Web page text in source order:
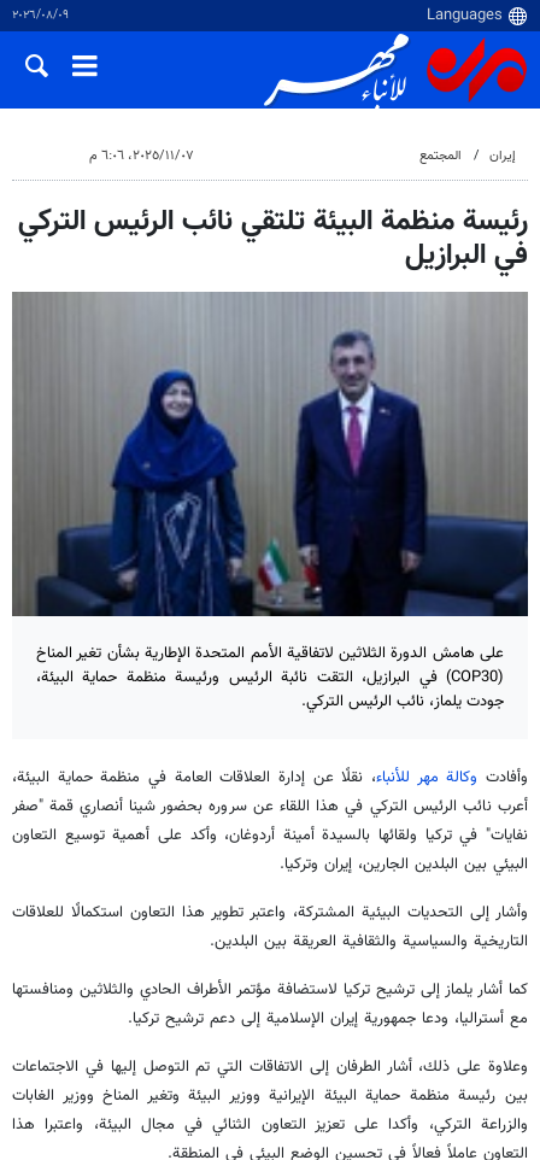
٠٩‏/٠٨‏/٢٠٢٦
إيران المجتمع ٠٧‏/١١‏/٢٠٢٥، ٦:٠٦ م
رئيسة منظمة البيئة تلتقي نائب الرئيس التركي
في البرازيل
على هامش الدورة الثلاثين لاتفاقية الأمم المتحدة الإطارية بشأن تغير المناخ
(COP30) في البرازيل، التقت نائبة الرئيس ورئيسة منظمة حماية البيئة،
جودت يلماز، نائب الرئيس التركي.
وأفادت وكالة مهر للأنباء، نقلًا عن إدارة العلاقات العامة في منظمة حماية البيئة،
أعرب نائب الرئيس التركي في هذا اللقاء عن سروره بحضور شينا أنصاري قمة "صفر
نفايات" في تركيا ولقائها بالسيدة أمينة أردوغان، وأكد على أهمية توسيع التعاون
البيئي بين البلدين الجارين، إيران وتركيا.
وأشار إلى التحديات البيئية المشتركة، واعتبر تطوير هذا التعاون استكمالًا للعلاقات
التاريخية والسياسية والثقافية العريقة بين البلدين.
كما أشار يلماز إلى ترشيح تركيا لاستضافة مؤتمر الأطراف الحادي والثلاثين ومنافستها
مع أستراليا، ودعا جمهورية إيران الإسلامية إلى دعم ترشيح تركيا.
وعلاوة على ذلك، أشار الطرفان إلى الاتفاقات التي تم التوصل إليها في الاجتماعات
بين رئيسة منظمة حماية البيئة الإيرانية ووزير البيئة وتغير المناخ ووزير الغابات
والزراعة التركي، وأكدا على تعزيز التعاون الثنائي في مجال البيئة، واعتبرا هذا
التعاون عاملاً فعالاً في تحسين الوضع البيئي في المنطقة.